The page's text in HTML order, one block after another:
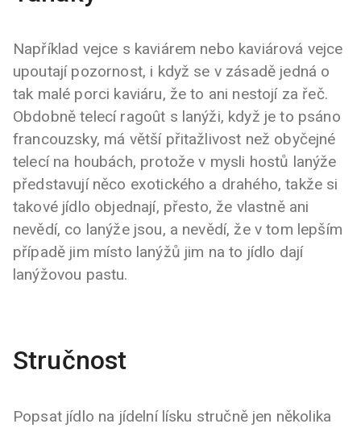
Například vejce s kaviárem nebo kaviárová vejce
upoutají pozornost, i když se v zásadě jedná o
tak malé porci kaviáru, že to ani nestojí za řeč.
Obdobně telecí ragoût s lanýži, když je to psáno
francouzsky, má větší přitažlivost než obyčejné
telecí na houbách, protože v mysli hostů lanýže
představují něco exotického a drahého, takže si
takové jídlo objednají, přesto, že vlastně ani
nevědí, co lanýže jsou, a nevědí, že v tom lepším
případě jim místo lanýžů jim na to jídlo dají
lanýžovou pastu.
Stručnost
Popsat jídlo na jídelní lísku stručně jen několika